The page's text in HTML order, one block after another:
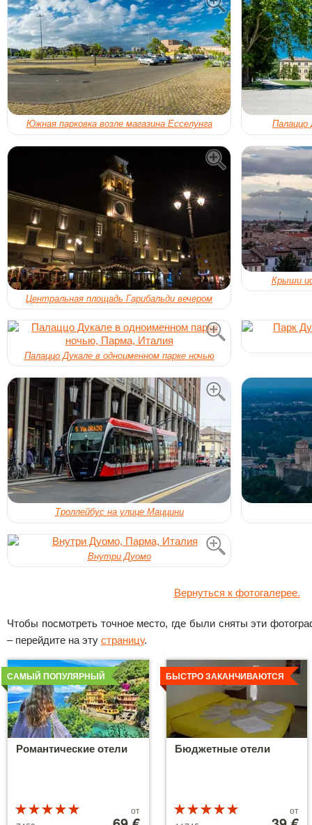
Южная парковка возле магазина Есселунга Палаццо
Центральная площадь Гарибальди вечером
Крыши
Палаццо Дукале в одноименном парке ночью
Троллейбус на улице Маццини
Внутри Дуомо
Вернуться к фотогалерее.
Чтобы посмотреть точное место, где были сняты эти
– перейдите на эту страницу.
Романтические отели
САМЫЙ ПОПУЛЯРНЫЙ
от
Детальнее
Бюджетные отели
БЫСТРО ЗАКАНЧИВАЮТСЯ
от
Детальнее